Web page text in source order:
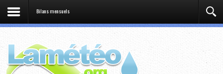
Bilans mensuels